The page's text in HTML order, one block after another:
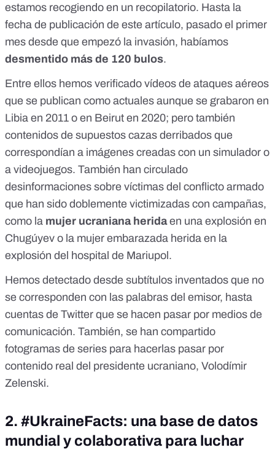
estamos recogiendo en un recopilatorio. Hasta la
fecha de publicación de este artículo, pasado el primer
mes desde que empezó la invasión, habíamos
desmentido más de 120 bulos.
Entre ellos hemos verificado vídeos de ataques aéreos
que se publican como actuales aunque se grabaron en
Libia en 2011 o en Beirut en 2020; pero también
contenidos de supuestos cazas derribados que
correspondían a imágenes creadas con un simulador o
a videojuegos. También han circulado
desinformaciones sobre víctimas del conflicto armado
que han sido doblemente victimizadas con campañas,
como la mujer ucraniana heridaen una explosión en
Chugúyev o la mujer embarazada herida en la
explosión del hospital de Mariupol.
Hemos detectado desde subtítulos inventados que no
se corresponden con las palabras del emisor, hasta
cuentas de Twitter que se hacen pasar por medios de
comunicación. También, se han compartido
fotogramas de series para hacerlas pasar por
contenido real del presidente ucraniano, Volodímir
Zelenski.
2. #UkraineFacts: una base de datos
mundial y colaborativa para luchar